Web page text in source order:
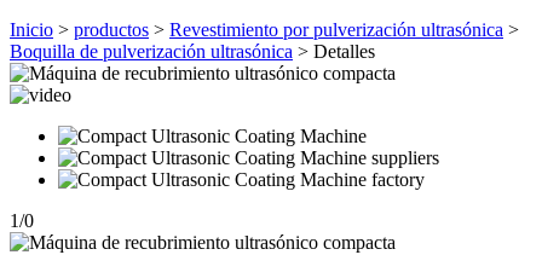
Inicio > productos > Revestimiento por pulverización ultrasónica >
Boquilla de pulverización ultrasónica > Detalles
1/0